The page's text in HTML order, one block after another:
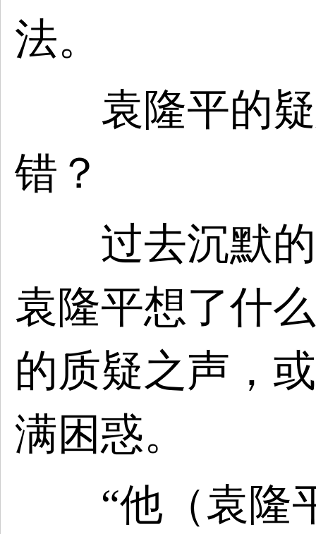
法。
袁隆平的疑
错？
过去沉默的
袁隆平想了什
的质疑之声，
满困惑。
“他（袁隆